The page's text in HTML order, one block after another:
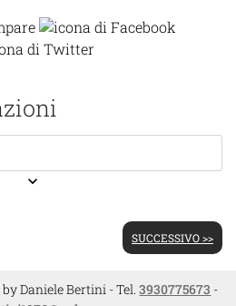
keyboard_arrow_down
SUCCESSIVO >>
Daniele Bertini - Tel.3930775673 -